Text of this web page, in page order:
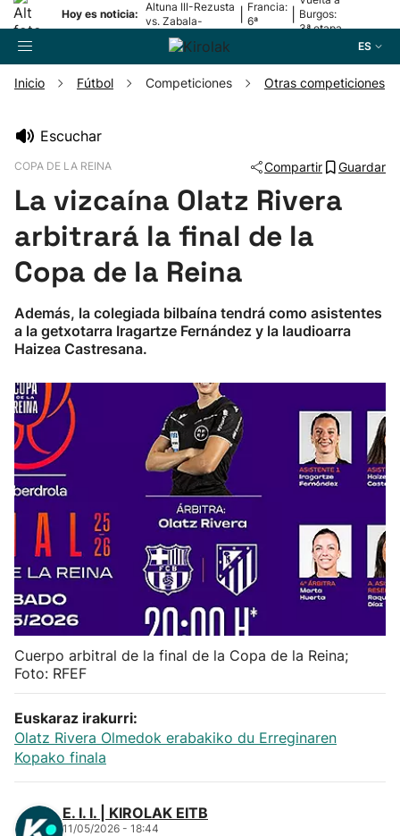
Hoy es noticia:
Altuna III-Rezusta
vs. Zabala-
Zabaleta
Francia:
6ª
Burgos:
3ª etapa
ES
Pelota
Remo
Baloncesto
Herri-kirolak
Balonmano
Kirolak 360
Atletismo
Carreras de montaña
Más deportes
"Helmuga"
Inicio Fútbol Competiciones Otras competiciones
Escuchar
COPA DE LA REINA Compartir Guardar
La vizcaína Olatz Rivera
arbitrará la final de la
Copa de la Reina
Además, la colegiada bilbaína tendrá como asistentes
a la getxotarra Iragartze Fernández y la laudioarra
Haizea Castresana.
Cuerpo arbitral de la final de la Copa de la Reina;
Foto: RFEF
Euskaraz irakurri:
Olatz Rivera Olmedok erabakiko du Erreginaren
Kopako finala
E. I. I. | KIROLAK EITB
11/05/2026 - 18:44